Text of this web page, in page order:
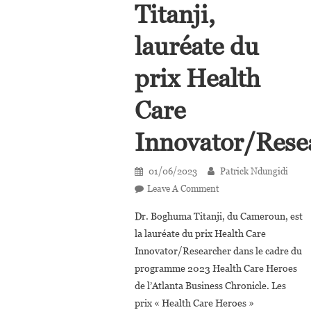
Titanji,
lauréate du
prix Health
Care
Innovator/
01/06/2023
Patrick Ndungidi
Leave A CommentOn
Dr.
Boghuma
Kabisen
Titanji,
Lauréate
Du
Dr. Boghuma Titanji, du Cameroun, est
la lauréate du prix Health Care
Innovator/Researcher dans le cadre du
programme 2023 Health Care Heroes
de l’Atlanta Business Chronicle. Les
prix « Health Care Heroes »